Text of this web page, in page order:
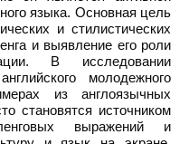
языка. Основная цель
и стилистических
и выявление его роли
В исследовании
молодежного
из англоязычных
становятся источником
выражений и